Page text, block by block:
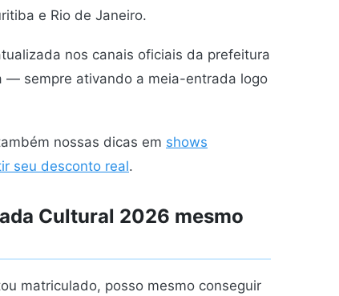
e Rio de Janeiro.
nos canais oficiais da prefeitura
— sempre ativando a meia-entrada logo
nossas dicas em shows
seu desconto real.
Cultural 2026 mesmo
matriculado, posso mesmo conseguir